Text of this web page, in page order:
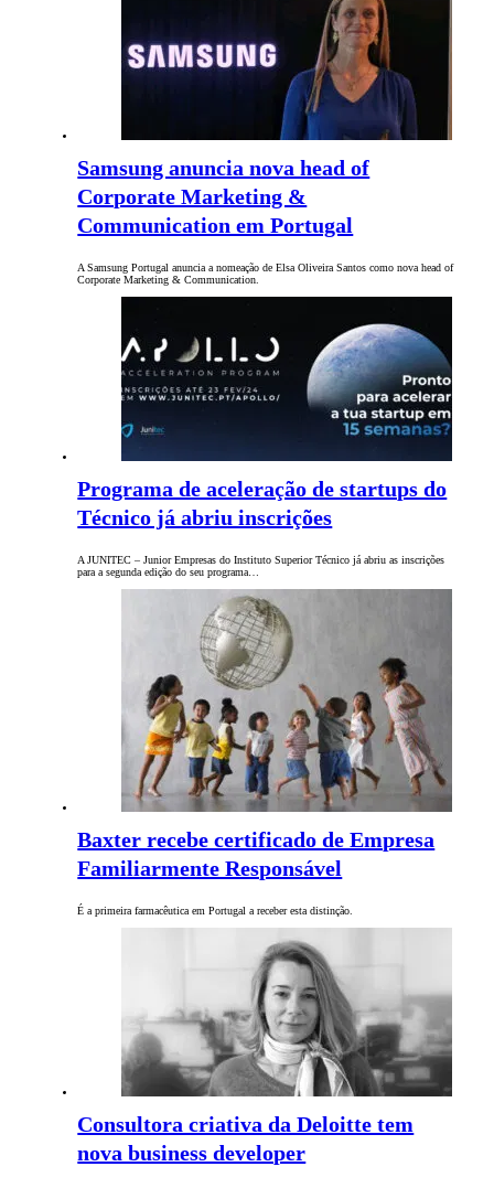
Samsung anuncia nova head of
Corporate Marketing &
Communication em Portugal
A Samsung Portugal anuncia a nomeação de Elsa Oliveira Santos como nova head of
Corporate Marketing & Communication.
Programa de aceleração de startups do
Técnico já abriu inscrições
A JUNITEC – Junior Empresas do Instituto Superior Técnico já abriu as inscrições
para a segunda edição do seu programa…
Baxter recebe certificado de Empresa
Familiarmente Responsável
É a primeira farmacêutica em Portugal a receber esta distinção.
Consultora criativa da Deloitte tem
nova business developer